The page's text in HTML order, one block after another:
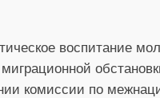
воспитание
комиссии по